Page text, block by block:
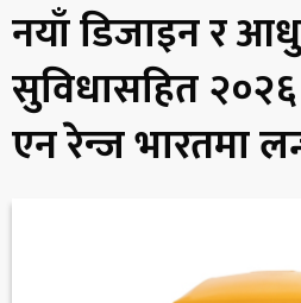
नयाँ डिजाइन र
सुविधासहित २०२६
एन रेन्ज भारतमा